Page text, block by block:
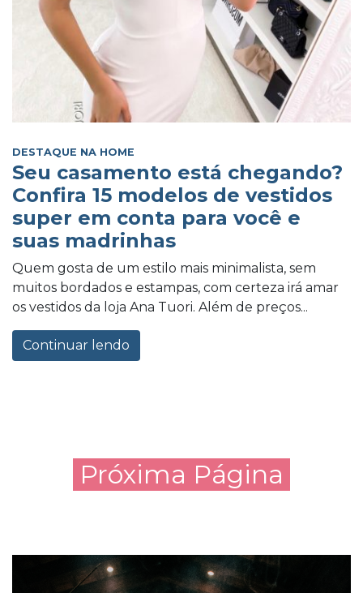
DESTAQUE NA HOME
Seu casamento está chegando?
Confira 15 modelos de vestidos
super em conta para você e
suas madrinhas
Quem gosta de um estilo mais minimalista, sem
muitos bordados e estampas, com certeza irá amar
os vestidos da loja Ana Tuori. Além de preços...
Continuar lendo
Próxima Página